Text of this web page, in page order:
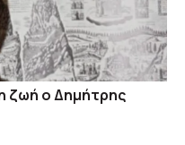
ζωή ο Δημήτρης